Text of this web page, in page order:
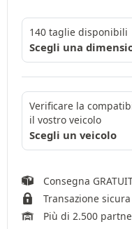
140 taglie disponibili
Scegli una
Verificare la
il vostro veicolo
Scegli un veicolo
Consegna
Transazione sicura
Più di 2.500